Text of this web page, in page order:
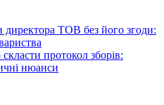
директора ТОВ без його згоди:
протокол зборів:
нюанси